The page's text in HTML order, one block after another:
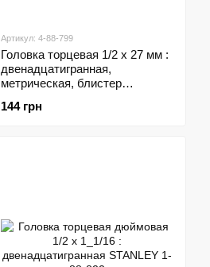
Артикул: 4-88-799
Головка торцевая 1/2 х 27 мм :
двенадцатигранная,
метрическая, блистер
144 грн